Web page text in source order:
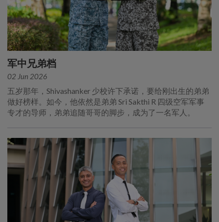
军中兄弟档
02 Jun 2026
五岁那年，Shivashanker 少校许下承诺，要给刚出生的弟弟
做好榜样。如今，他依然是弟弟 Sri Sakthi R 四级空军军事
专才的导师，弟弟追随哥哥的脚步，成为了一名军人。